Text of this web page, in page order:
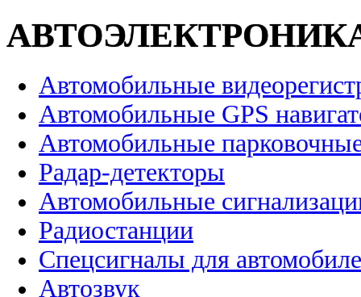
Автомобильные
Автомобильные GPS
Автомобильные
Радар-детекторы
Автомобильные
Радиостанции
Спецсигналы для
Автозвук